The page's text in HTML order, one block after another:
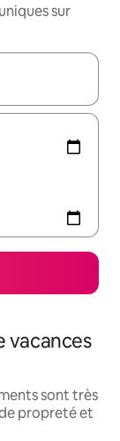
sur
vers le
vacances
sont très
propreté et